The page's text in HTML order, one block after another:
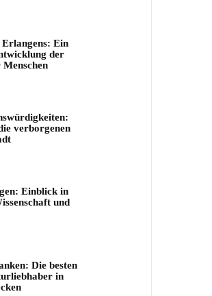
Erlangens: Ein
der
verborgenen
Einblick in
und
Die besten
in